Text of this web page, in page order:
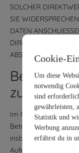
SOLCHER
SIE
DATEN
DIREKTWERBUNG
ABS. 2 DSGVO).
Im Falle von
Betroffenen ein
insbesondere in dem
Aufenthalts, ihres
Cookie-
Um diese
notwendig
sind
gewährleisten,
Statistik und
Werbung
erfährst du in